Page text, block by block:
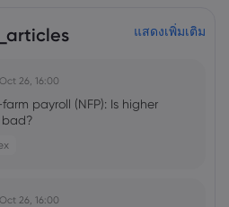
แสดงเพิ่มเติม
26, 16:00
payroll (NFP): Is higher
bad?
26, 16:00